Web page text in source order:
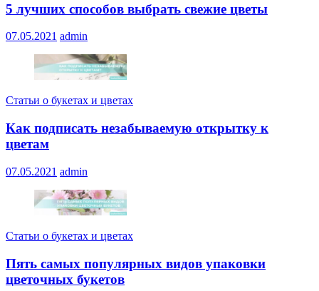
5 лучших способов выбрать свежие цветы
07.05.2021 admin
Статьи о букетах и цветах
Как подписать незабываемую открытку к
цветам
07.05.2021 admin
Статьи о букетах и цветах
Пять самых популярных видов упаковки
цветочных букетов